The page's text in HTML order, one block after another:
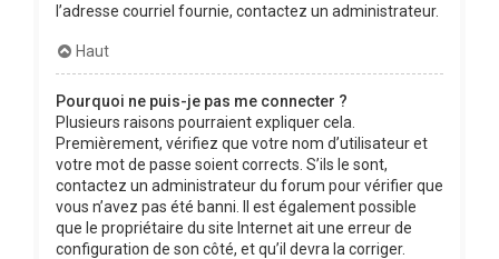
l’adresse courriel fournie, contactez un administrateur.
Haut
Pourquoi ne puis-je pas me connecter ?
Plusieurs raisons pourraient expliquer cela.
Premièrement, vérifiez que votre nom d’utilisateur et
votre mot de passe soient corrects. S’ils le sont,
contactez un administrateur du forum pour vérifier que
vous n’avez pas été banni. Il est également possible
que le propriétaire du site Internet ait une erreur de
configuration de son côté, et qu’il devra la corriger.